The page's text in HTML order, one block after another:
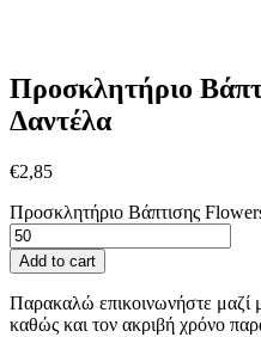
Προσκλητήριο
Δαντέλα
€2,85
Προσκλητήριο Βάπτισης
Add to cart
Παρακαλώ επικοινωνήστε μαζί
καθώς και τον ακριβή χρόνο